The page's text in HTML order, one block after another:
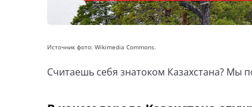
Источник фото: Wikimedia Commons.
Считаешь себя знатоком Казахстана? Мы